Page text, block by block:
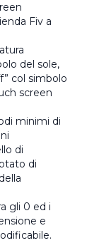
Fiv a
del sole,
col simbolo
screen
minimi di
di
di
gli 0 ed i
e